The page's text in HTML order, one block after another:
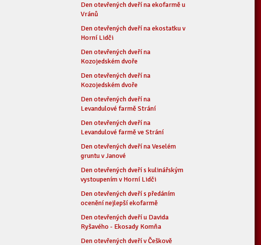
Den otevřených dveří na ekofarmě u
Vránů
Den otevřených dveří na ekostatku v
Horní Lidči
Den otevřených dveří na
Kozojedském dvoře
Den otevřených dveří na
Kozojedském dvoře
Den otevřených dveří na
Levandulové farmě Strání
Den otevřených dveří na
Levandulové farmě ve Strání
Den otevřených dveří na Veselém
gruntu v Janové
Den otevřených dveří s kulinářským
vystoupením v Horní Lidči
Den otevřených dveří s předáním
ocenění nejlepší ekofarmě
Den otevřených dveří u Davida
Ryšavého - Ekosady Komňa
Den otevřených dveří v Češkově